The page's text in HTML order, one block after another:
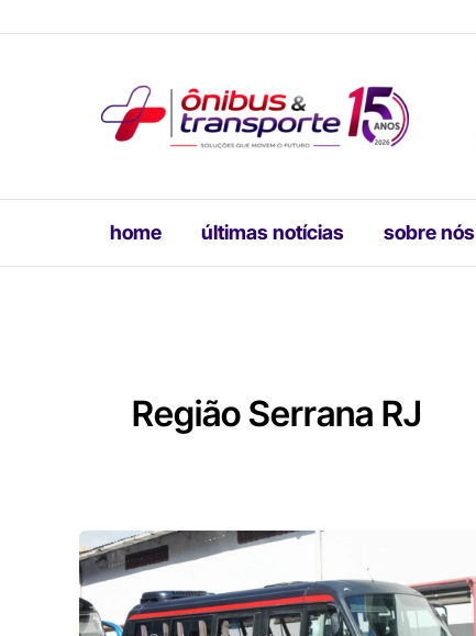
home últimas notícias sobre nós
Região Serrana RJ